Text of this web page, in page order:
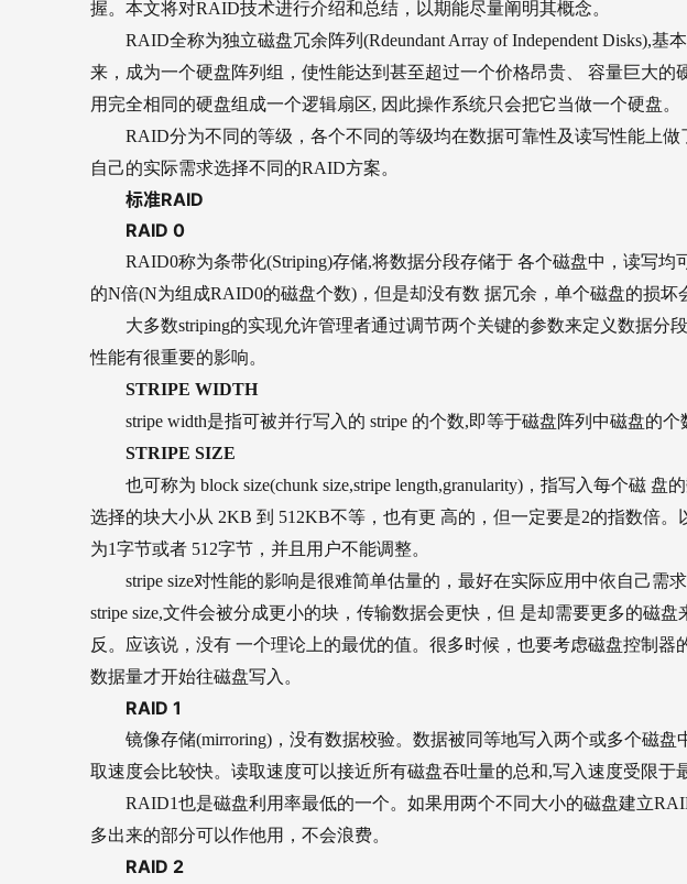
握。本文将对RAID技术进行介绍和总结，以期能尽量阐明其概念。
RAID全称为独立磁盘冗余阵列(Rdeundant Array of Independent Disks),
来，成为一个硬盘阵列组，使性能达到甚至超过一个价格昂贵、 容量巨大
用完全相同的硬盘组成一个逻辑扇区, 因此操作系统只会把它当做一个硬盘。
RAID分为不同的等级，各个不同的等级均在数据可靠性及读写性能上
自己的实际需求选择不同的RAID方案。
标准RAID
RAID 0
RAID0称为条带化(Striping)存储,将数据分段存储于 各个磁盘中，读写
的N倍(N为组成RAID0的磁盘个数)，但是却没有数 据冗余，单个磁盘的损坏
大多数striping的实现允许管理者通过调节两个关键的参数来定义数据分
性能有很重要的影响。
STRIPE WIDTH
stripe width是指可被并行写入的 stripe 的个数,即等于磁盘阵列中磁盘的个
STRIPE SIZE
也可称为 block size(chunk size,stripe length,granularity)，指写入每个磁
选择的块大小从 2KB 到 512KB不等，也有更 高的，但一定要是2的指数倍。
为1字节或者 512字节，并且用户不能调整。
stripe size对性能的影响是很难简单估量的，最好在实际应用中依自己需
stripe size,文件会被分成更小的块，传输数据会更快，但 是却需要更多的磁盘
反。应该说，没有 一个理论上的最优的值。很多时候，也要考虑磁盘控制器
数据量才开始往磁盘写入。
RAID 1
镜像存储(mirroring)，没有数据校验。数据被同等地写入两个或多个磁
取速度会比较快。读取速度可以接近所有磁盘吞吐量的总和,写入速度受限于
RAID1也是磁盘利用率最低的一个。如果用两个不同大小的磁盘建立
多出来的部分可以作他用，不会浪费。
RAID 2